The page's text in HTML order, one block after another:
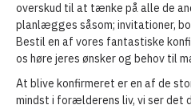
overskud til at tænke på alle de
planlægges såsom; invitationer,
Bestil en af vores fantastiske
os høre jeres ønsker og behov til
At blive konfirmeret er en af de
mindst i forælderens liv, vi ser det